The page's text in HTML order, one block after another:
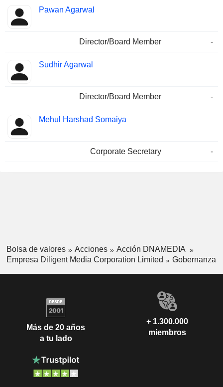
Pawan Agarwal
Director/Board Member -
Sudhir Agarwal
Director/Board Member -
Mehul Harshad Somaiya
Corporate Secretary -
Bolsa de valores Acciones
Acción DNAMEDIA
Empresa Diligent Media Corporation Limited
Gobernanza
Más de 20 años
a tu lado
+ 1.300.000
miembros